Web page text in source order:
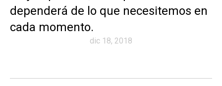
dependerá de lo que necesitemos en
cada momento.
dic 18, 2018